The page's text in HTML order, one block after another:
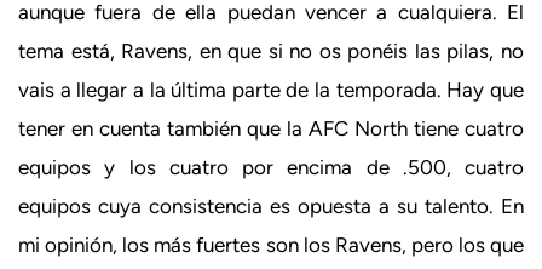
aunque fuera de ella puedan vencer a cualquiera. El
tema está, Ravens, en que si no os ponéis las pilas, no
vais a llegar a la última parte de la temporada. Hay que
tener en cuenta también que la AFC North tiene cuatro
equipos y los cuatro por encima de .500, cuatro
equipos cuya consistencia es opuesta a su talento. En
mi opinión, los más fuertes son los Ravens, pero los que